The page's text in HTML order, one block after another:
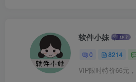
软件小妹
0 8214
VIP限时特价66元